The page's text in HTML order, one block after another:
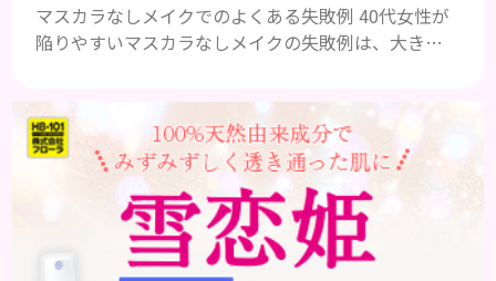
マスカラなしメイクでのよくある失敗例 40代女性が
陥りやすいマスカラなしメイクの失敗例は、大きく
りがち ③ファンデーションの粗が目立ち、老けて見
える ①アイメイクにメリハリがなくぼやけて見える
いつものメイクにただマスカラを除いただけでは、
メリハリがなく腑抜けた印象になり、目元が引き締ま
らず、ぼやけて見...